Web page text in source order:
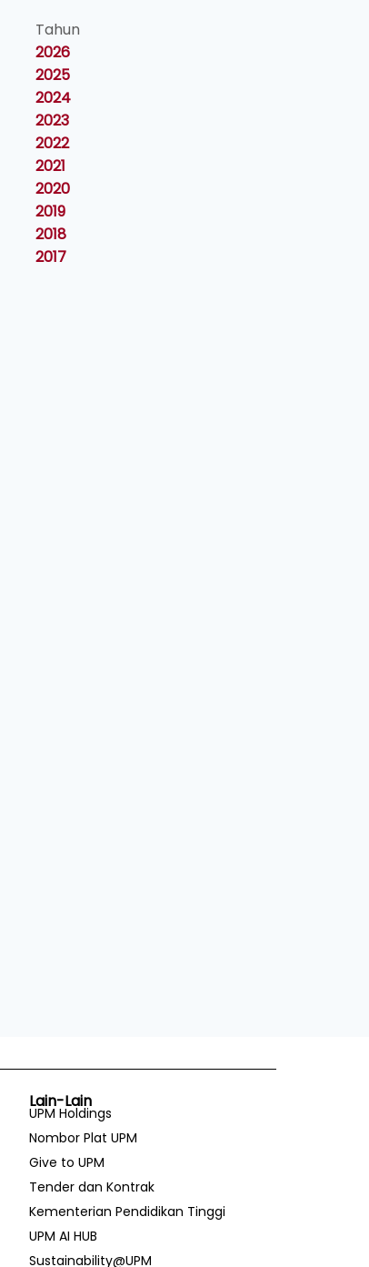
Tahun
2026
2025
2024
2023
2022
2021
2020
2019
2018
2017
Lain-Lain
UPM Holdings
Nombor Plat UPM
Give to UPM
Tender dan Kontrak
Kementerian Pendidikan Tinggi
UPM AI HUB
Sustainability@UPM